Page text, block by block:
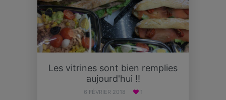
Les vitrines sont bien remplies
aujourd'hui !!
6 FÉVRIER 2018 1